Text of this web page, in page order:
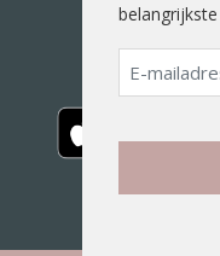
E-
mailadres